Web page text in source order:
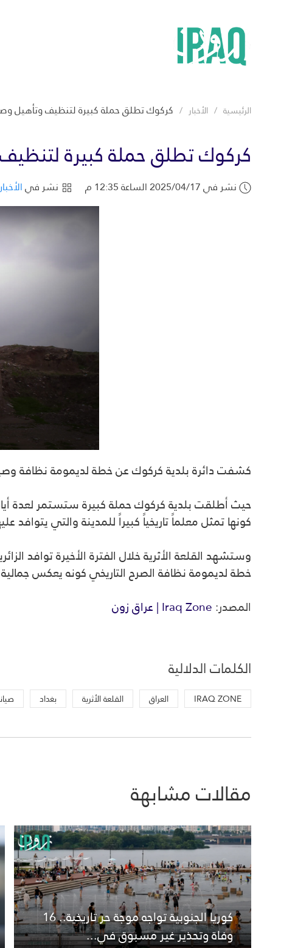
الرئيسية الأخبار كركوك تطلق حملة كبيرة لتنظيف وتأهيل
كركوك تطلق حملة كبيرة
نشر في 2025/04/17 الساعة 12:35 م نشر فيالأخبار
كشفت دائرة بلدية كركوك عن خطة لديمومة نظافة
حيث أطلقت بلدية كركوك حملة كبيرة ستستمر لعدة أيام
كونها تمثل معلماً تاريخياً كبيراً للمدينة والتي يتوافد
وستشهد القلعة الأثرية خلال الفترة الأخيرة توافد
خطة لديمومة نظافة الصرح التاريخي كونه يعكس جمالية
المصدر:Iraq Zone | عراق زون
الكلمات الدلالية
IRAQ ZONE العراق القلعة الأثرية بغداد
مقالات مشابهة
كوريا الجنوبية تواجه موجة حر تاريخية.. 16
وفاة وتحذير غير مسبوق في...